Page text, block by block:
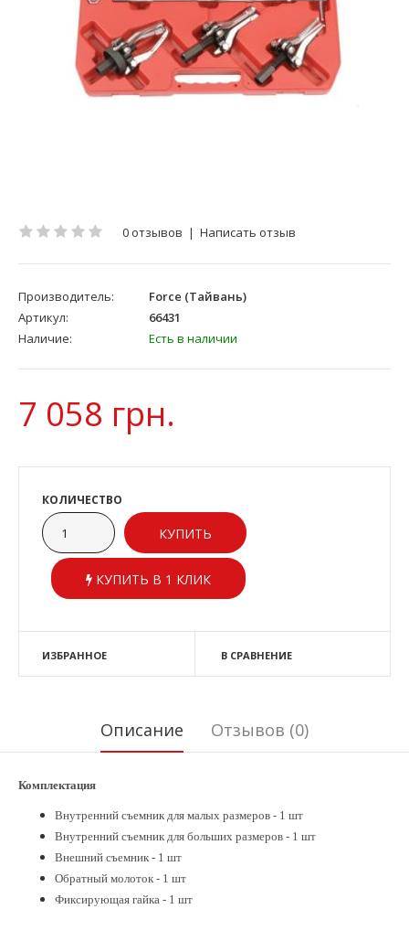
0 отзывов | Написать отзыв
Производитель:
Force (Тайвань)
Артикул:
66431
Наличие:
Есть в наличии
7 058 грн.
КОЛИЧЕСТВО
КУПИТЬ В 1 КЛИК
ИЗБРАННОЕ В СРАВНЕНИЕ
Описание Отзывов (0)
Комплектация
Внутренний съемник для малых размеров - 1 шт
Внутренний съемник для больших размеров - 1 шт
Внешний съемник - 1 шт
Обратный молоток - 1 шт
Фиксирующая гайка - 1 шт